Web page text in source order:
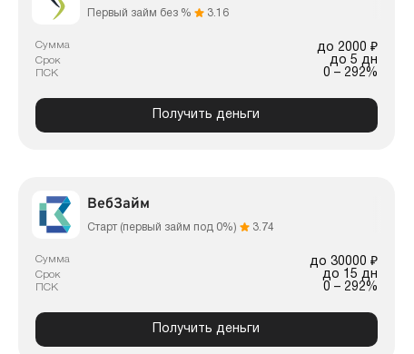
Первый займ без % 3.16
Сумма до 2000 ₽
Срок до 5 дн
ПСК 0 – 292%
Получить деньги
ВебЗайм
Старт (первый займ под 0%) 3.74
Сумма до 30000 ₽
Срок до 15 дн
ПСК 0 – 292%
Получить деньги